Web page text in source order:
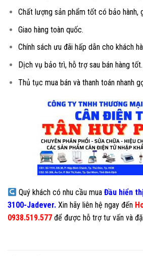
Chất lượng sản phẩm tốt có bảo hành,
Giao hàng toàn quốc.
Chính sách ưu đãi hấp dẫn cho khách
Dịch vụ bảo trì, hỗ trợ sau bán hàng tốt.
Thủ tục mua bán và thanh toán nhanh
Quý khách có nhu cầu muaĐầu hiển
3100-Jadever. Xin hãy liên hệ ngay đến
0938.519.577 để được hỗ trợ tư vấn và